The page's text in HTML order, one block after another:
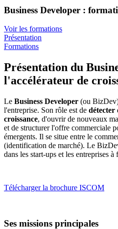
Business Developer :
Voir les formations
Présentation
Formations
Présentation du
l'accélérateur de
Le Business Developer (ou
l'entreprise. Son rôle est de détecter
croissance, d'ouvrir de nouveaux
et de structurer l'offre commerciale
émergents. Il se situe entre le
(identification de marché). Le
dans les start-ups et les entreprises à
Télécharger la brochure ISCOM
Ses missions principales